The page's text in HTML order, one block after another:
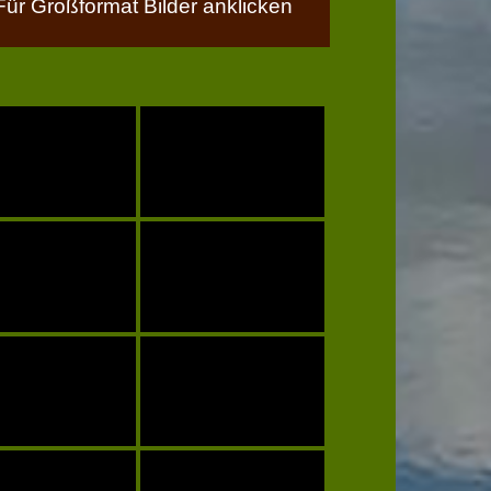
Großformat Bilder anklicken